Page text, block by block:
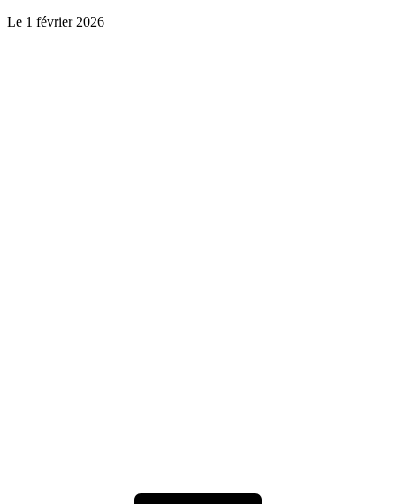
Le 1 février 2026